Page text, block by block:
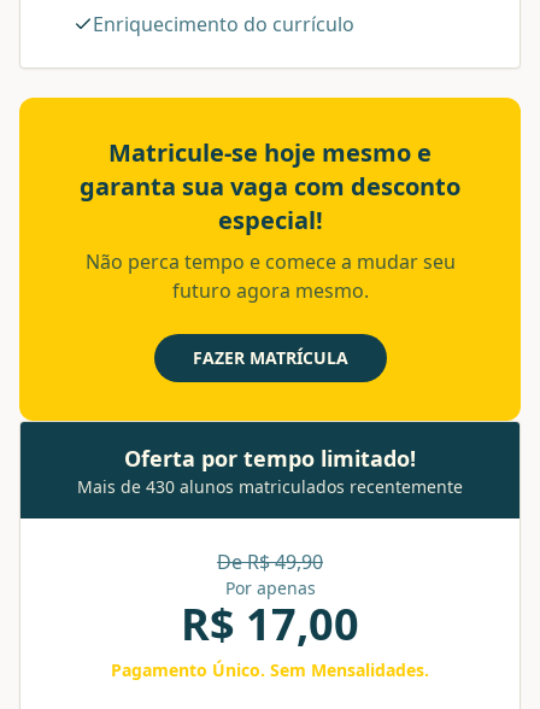
Enriquecimento do currículo
Matricule-se hoje mesmo e
garanta sua vaga com desconto
especial!
Não perca tempo e comece a mudar seu
futuro agora mesmo.
FAZER MATRÍCULA
Oferta por tempo limitado!
Mais de 430 alunos matriculados recentemente
De R$49,90
Por apenas
R$ 17,00
Pagamento Único. Sem Mensalidades.